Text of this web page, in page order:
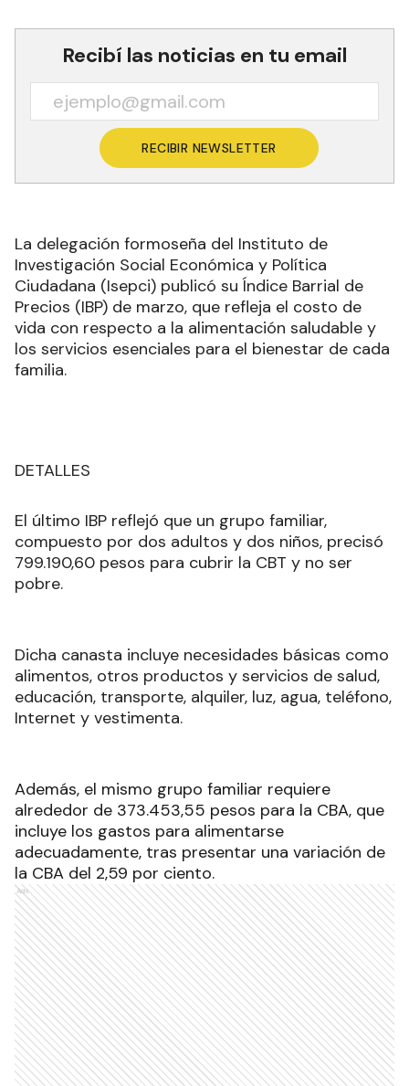
Recibí las noticias en tu email
RECIBIR NEWSLETTER
La delegación formoseña del Instituto de
Investigación Social Económica y Política
Ciudadana (Isepci) publicó su Índice Barrial de
Precios (IBP) de marzo, que refleja el costo de
vida con respecto a la alimentación saludable y
los servicios esenciales para el bienestar de cada
familia.
DETALLES
El último IBP reflejó que un grupo familiar,
compuesto por dos adultos y dos niños, precisó
799.190,60 pesos para cubrir la CBT y no ser
pobre.
Dicha canasta incluye necesidades básicas como
alimentos, otros productos y servicios de salud,
educación, transporte, alquiler, luz, agua, teléfono,
Internet y vestimenta.
Además, el mismo grupo familiar requiere
alrededor de 373.453,55 pesos para la CBA, que
incluye los gastos para alimentarse
adecuadamente, tras presentar una variación de
la CBA del 2,59 por ciento.
Ads